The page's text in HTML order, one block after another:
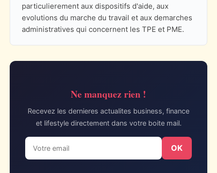
particulierement aux dispositifs d'aide, aux
evolutions du marche du travail et aux demarches
administratives qui concernent les TPE et PME.
Ne manquez rien !
Recevez les dernieres actualites business, finance
et lifestyle directement dans votre boite mail.
OK